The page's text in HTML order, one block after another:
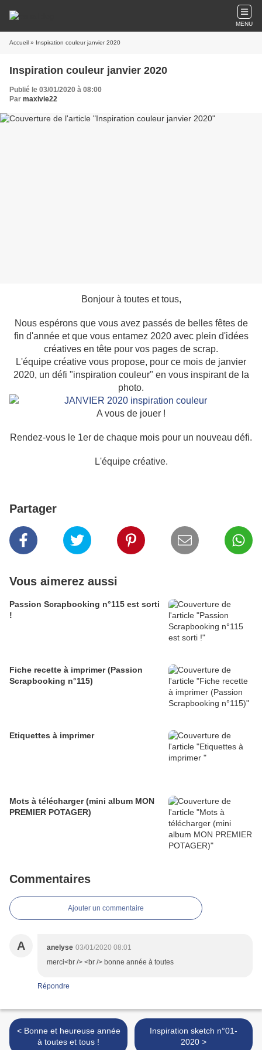
MENU
Accueil » Inspiration couleur janvier 2020
Inspiration couleur janvier 2020
Publié le 03/01/2020 à 08:00
Par maxivie22
Bonjour à toutes et tous,
Nous espérons que vous avez passés de belles fêtes de
fin d'année et que vous entamez 2020 avec plein d'idées
créatives en tête pour vos pages de scrap.
L'équipe créative vous propose, pour ce mois de janvier
2020, un défi "inspiration couleur" en vous inspirant de la
photo.
A vous de jouer !
Rendez-vous le 1er de chaque mois pour un nouveau défi.
L'équipe créative.
Partager
Vous aimerez aussi
Passion Scrapbooking n°115 est sorti
!
Fiche recette à imprimer (Passion
Scrapbooking n°115)
Etiquettes à imprimer
Mots à télécharger (mini album MON
PREMIER POTAGER)
Commentaires
Ajouter un commentaire
A anelyse 03/01/2020 08:01
merci<br /> <br /> bonne année à toutes
Répondre
< Bonne et heureuse année
à toutes et tous !
Inspiration sketch n°01-
2020 >